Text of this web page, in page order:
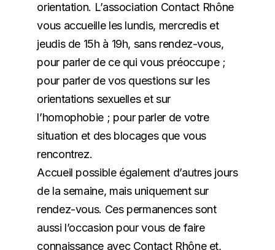
orientation. L’association Contact Rhône
vous accueille les lundis, mercredis et
jeudis de 15h à 19h, sans rendez-vous,
pour parler de ce qui vous préoccupe ;
pour parler de vos questions sur les
orientations sexuelles et sur
l’homophobie ; pour parler de votre
situation et des blocages que vous
rencontrez.
Accueil possible également d’autres jours
de la semaine, mais uniquement sur
rendez-vous. Ces permanences sont
aussi l’occasion pour vous de faire
connaissance avec Contact Rhône et,